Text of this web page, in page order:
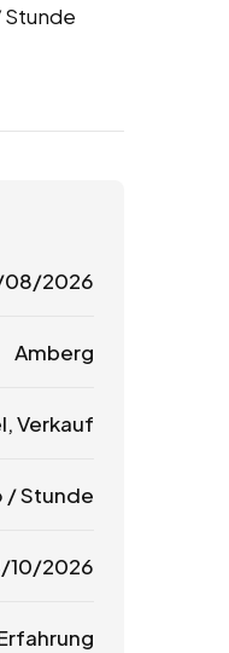
Stunde
2026
Amberg
Verkauf
/ Stunde
10/2026